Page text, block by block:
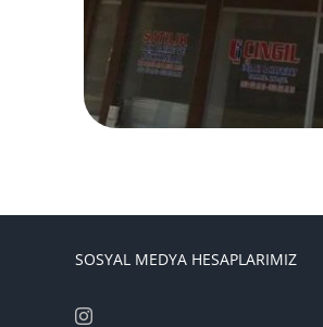
SOSYAL MEDYA HESAPLARIMIZ